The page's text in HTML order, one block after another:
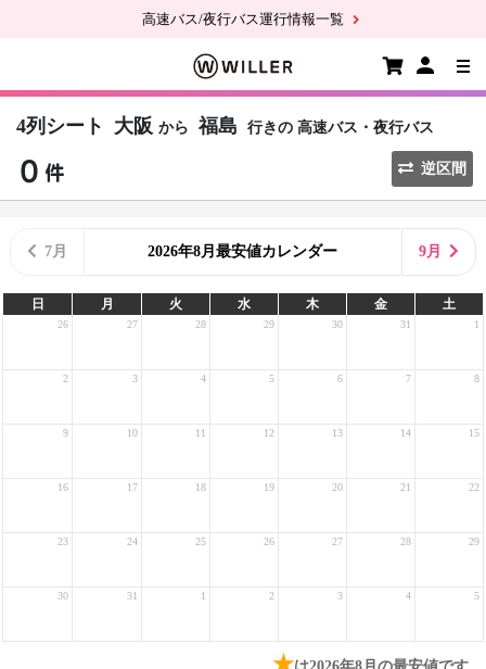
高速バス/夜行バス運行情報一覧
4列シート 大阪 から 福島 行きの 高速バス・夜行バス
逆区間
7月 2026年8月最安値カレンダー 9月
日 月 火 水 木 金 土
26 27 28 29 30 31 1
2 3 4 5 6 7 8
9 10 11 12 13 14 15
16 17 18 19 20 21 22
23 24 25 26 27 28 29
30 31 1 2 3 4 5
★